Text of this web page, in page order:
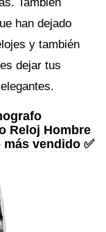
han dejado
y también
dejar tus
Reloj Hombre
vendido ✅